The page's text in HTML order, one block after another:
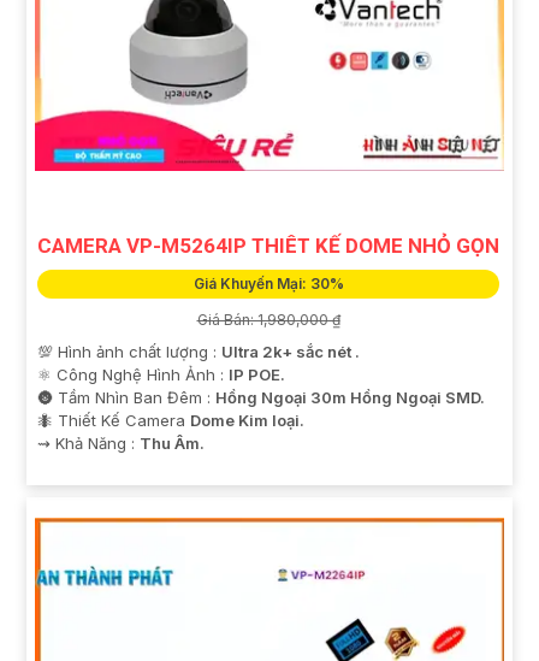
CAMERA VP-M5264IP THIÊT KẾ DOME NHỎ GỌN
Giá Khuyến Mại: 30%
Giá Bán: 1,980,000 ₫
💯 Hình ảnh chất lượng : Ultra 2k+ sắc nét .
⚛️ Công Nghệ Hình Ảnh : IP POE.
🌚 Tầm Nhìn Ban Đêm : Hồng Ngoại 30m Hồng Ngoại SMD.
🐜 Thiết Kế Camera Dome Kim loại.
️⇝ Khả Năng : Thu Âm.